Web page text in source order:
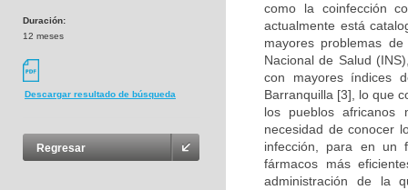
Duración:
12 meses
Descargar resultado de búsqueda
Regresar
como la coinfección
actualmente está
mayores problemas
Nacional de Salud
con mayores índices
Barranquilla [3], lo que
los pueblos africanos
necesidad de conocer
infección, para en un
fármacos más
administración de la